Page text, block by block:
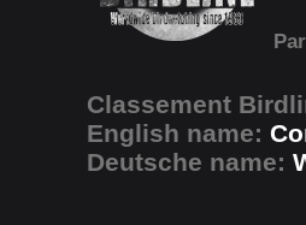
Classement
English name:
Deutsche name: